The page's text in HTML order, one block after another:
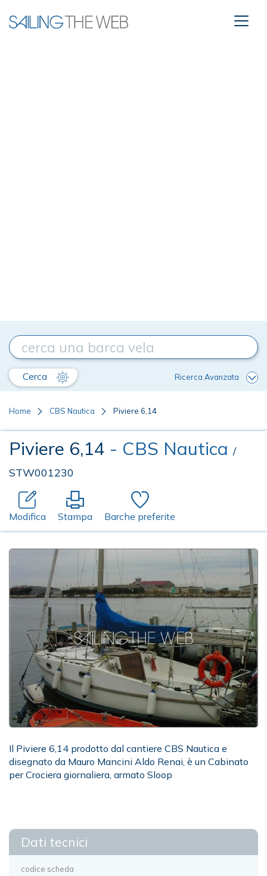
Cerca Ricerca Avanzata
Home CBS Nautica Piviere 6,14
Piviere 6,14 - CBS Nautica /
STW001230
Modifica Stampa Barche preferite
Il Piviere 6,14 prodotto dal cantiere CBS Nautica e
disegnato da Mauro Mancini Aldo Renai, è un Cabinato
per Crociera giornaliera, armato Sloop
Dati tecnici
codice scheda